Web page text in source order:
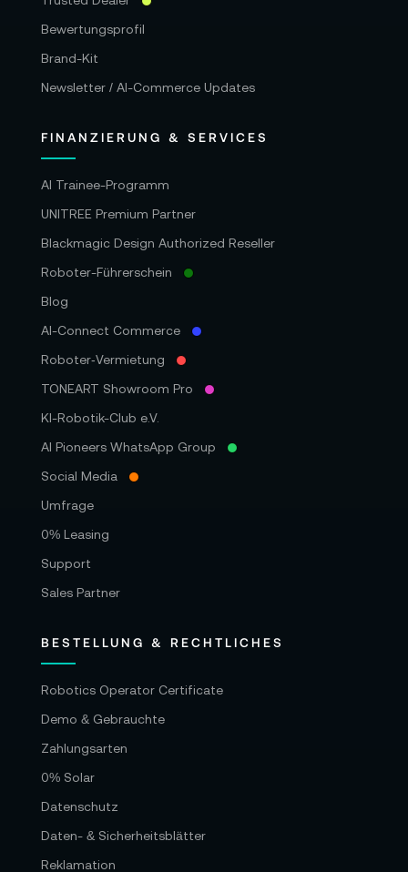
Bewertungsprofil
Brand-Kit
Newsletter / AI-Commerce Updates
FINANZIERUNG & SERVICES
AI Trainee-Programm
UNITREE Premium Partner
Blackmagic Design Authorized Reseller
Roboter-Führerschein
Blog
AI-Connect Commerce
Roboter‑Vermietung
TONEART Showroom Pro
KI-Robotik-Club e.V.
AI Pioneers WhatsApp Group
Social Media
Umfrage
0% Leasing
Support
Sales Partner
BESTELLUNG & RECHTLICHES
Robotics Operator Certificate
Demo & Gebrauchte
Zahlungsarten
0% Solar
Datenschutz
Daten- & Sicherheitsblätter
Reklamation